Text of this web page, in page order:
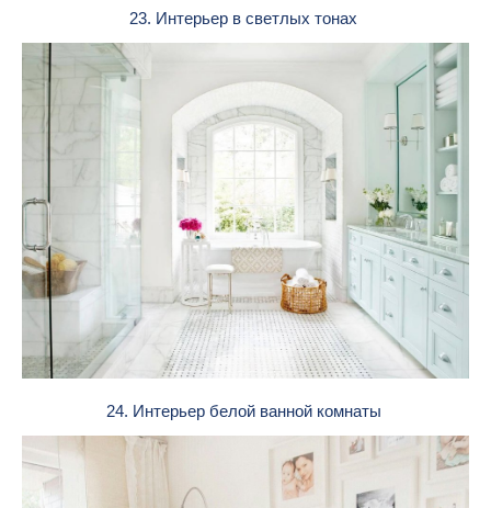
23. Интерьер в светлых тонах
24. Интерьер белой ванной комнаты